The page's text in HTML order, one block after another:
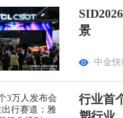
景
中金快
行业首